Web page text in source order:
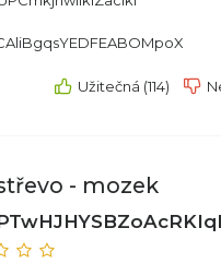
Užitečná (114)
- mozek